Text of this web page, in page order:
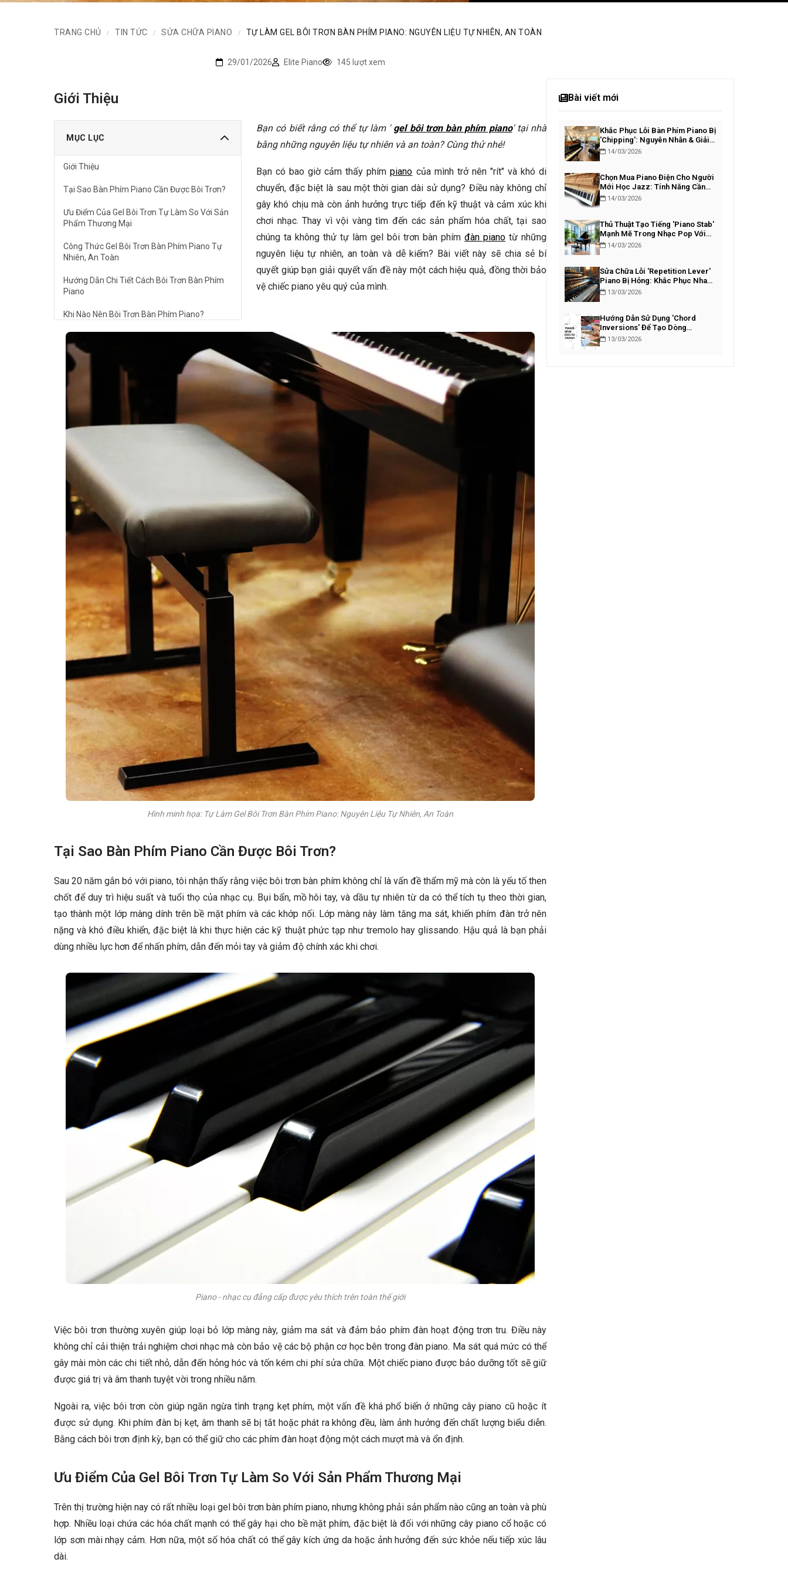
TRANG CHỦ / TIN TỨC / SỬA CHỮA PIANO / TỰ LÀM GEL BÔI TRƠN BÀN PHÍM PIANO: NGUYÊN LIỆU TỰ NHIÊN, AN TOÀN
29/01/2026 Elite Piano 145 lượt xem
Giới Thiệu
MỤC LỤC
Giới Thiệu
Tại Sao Bàn Phím Piano Cần Được Bôi Trơn?
Ưu Điểm Của Gel Bôi Trơn Tự Làm So Với Sản
Phẩm Thương Mại
Công Thức Gel Bôi Trơn Bàn Phím Piano Tự
Nhiên, An Toàn
Hướng Dẫn Chi Tiết Cách Bôi Trơn Bàn Phím
Piano
Khi Nào Nên Bôi Trơn Bàn Phím Piano?
Các Lưu Ý Quan Trọng
Câu Hỏi Thường Gặp
Gel bôi trơn tự làm có thể gây hại cho bàn
Tôi có thể sử dụng dầu em bé (baby oil) thay
cho dầu khoáng không?
Làm thế nào để biết gel bôi trơn đã hết hạn
sử dụng?
🎹 Gợi Ý Piano Chất Lượng Từ Elite Piano
Kết Luận
Bạn có biết rằng có thể tự làm ' gel bôi trơn bàn phím piano' tại nhà
bằng những nguyên liệu tự nhiên và an toàn? Cùng thử nhé!
Bạn có bao giờ cảm thấy phímpiano của mình trở nên "rít" và khó di
chuyển, đặc biệt là sau một thời gian dài sử dụng? Điều này không chỉ
gây khó chịu mà còn ảnh hưởng trực tiếp đến kỹ thuật và cảm xúc khi
chơi nhạc. Thay vì vội vàng tìm đến các sản phẩm hóa chất, tại sao
chúng ta không thử tự làm gel bôi trơn bàn phím đàn piano từ những
nguyên liệu tự nhiên, an toàn và dễ kiếm? Bài viết này sẽ chia sẻ bí
quyết giúp bạn giải quyết vấn đề này một cách hiệu quả, đồng thời bảo
vệ chiếc piano yêu quý của mình.
Hình minh họa: Tự Làm Gel Bôi Trơn Bàn Phím Piano: Nguyên Liệu Tự Nhiên, An Toàn
Tại Sao Bàn Phím Piano Cần Được Bôi Trơn?
Sau 20 năm gắn bó với piano, tôi nhận thấy rằng việc bôi trơn bàn phím không chỉ là vấn đề thẩm mỹ mà còn là yếu tố then
chốt để duy trì hiệu suất và tuổi thọ của nhạc cụ. Bụi bẩn, mồ hôi tay, và dầu tự nhiên từ da có thể tích tụ theo thời gian,
tạo thành một lớp màng dính trên bề mặt phím và các khớp nối. Lớp màng này làm tăng ma sát, khiến phím đàn trở nên
nặng và khó điều khiển, đặc biệt là khi thực hiện các kỹ thuật phức tạp như tremolo hay glissando. Hậu quả là bạn phải
dùng nhiều lực hơn để nhấn phím, dẫn đến mỏi tay và giảm độ chính xác khi chơi.
Piano - nhạc cụ đẳng cấp được yêu thích trên toàn thế giới
Việc bôi trơn thường xuyên giúp loại bỏ lớp màng này, giảm ma sát và đảm bảo phím đàn hoạt động trơn tru. Điều này
không chỉ cải thiện trải nghiệm chơi nhạc mà còn bảo vệ các bộ phận cơ học bên trong đàn piano. Ma sát quá mức có thể
gây mài mòn các chi tiết nhỏ, dẫn đến hỏng hóc và tốn kém chi phí sửa chữa. Một chiếc piano được bảo dưỡng tốt sẽ giữ
được giá trị và âm thanh tuyệt vời trong nhiều năm.
Ngoài ra, việc bôi trơn còn giúp ngăn ngừa tình trạng kẹt phím, một vấn đề khá phổ biến ở những cây piano cũ hoặc ít
được sử dụng. Khi phím đàn bị kẹt, âm thanh sẽ bị tắt hoặc phát ra không đều, làm ảnh hưởng đến chất lượng biểu diễn.
Bằng cách bôi trơn định kỳ, bạn có thể giữ cho các phím đàn hoạt động một cách mượt mà và ổn định.
Ưu Điểm Của Gel Bôi Trơn Tự Làm So Với Sản Phẩm Thương Mại
Trên thị trường hiện nay có rất nhiều loại gel bôi trơn bàn phím piano, nhưng không phải sản phẩm nào cũng an toàn và phù
hợp. Nhiều loại chứa các hóa chất mạnh có thể gây hại cho bề mặt phím, đặc biệt là đối với những cây piano cổ hoặc có
lớp sơn mài nhạy cảm. Hơn nữa, một số hóa chất có thể gây kích ứng da hoặc ảnh hưởng đến sức khỏe nếu tiếp xúc lâu
dài.
Bài viết mới
Khắc Phục Lỗi Bàn Phím Piano Bị
'Chipping': Nguyên Nhân & Giải
Pháp14/03/2026
Chọn Mua Piano Điện Cho Người
Mới Học Jazz: Tính Năng Cần
Thiết14/03/2026
Thủ Thuật Tạo Tiếng 'Piano Stab'
Mạnh Mẽ Trong Nhạc Pop Với
VST14/03/2026
Sửa Chữa Lỗi 'Repetition Lever'
Piano Bị Hỏng: Khắc Phục Nhanh
Chóng
13/03/2026
Hướng Dẫn Sử Dụng 'Chord
Inversions' Để Tạo Dòng
Bassline Piano Lôi Cuốn
13/03/2026